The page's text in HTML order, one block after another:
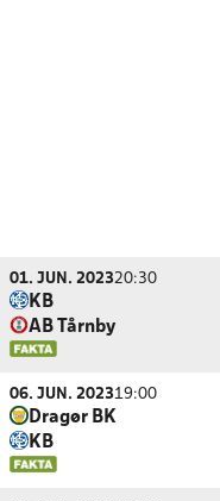
01. JUN. 202320:30
KB
AB Tårnby
06. JUN. 202319:00
Dragør BK
KB